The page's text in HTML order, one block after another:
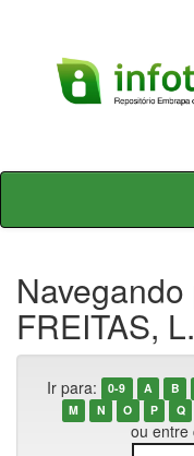
Skip
FREITAS,
Ir para: 0-9 A B
M
N O P Q
ou entre